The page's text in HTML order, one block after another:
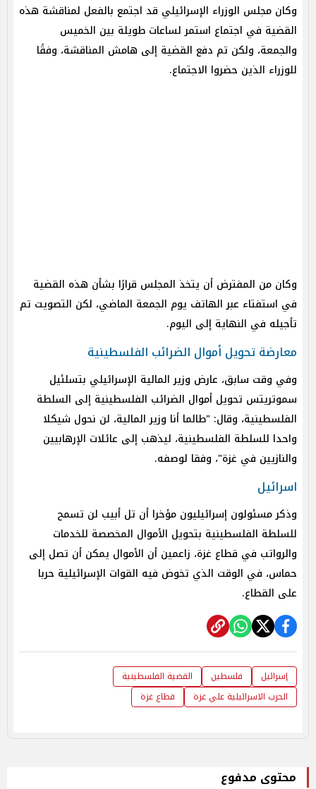
وكان مجلس الوزراء الإسرائيلي قد اجتمع بالفعل لمناقشة هذه
القضية في اجتماع استمر لساعات طويلة بين الخميس
والجمعة، ولكن تم دفع القضية إلى هامش المناقشة، وفقًا
للوزراء الذين حضروا الاجتماع.
وكان من المفترض أن يتخذ المجلس قرارًا بشأن هذه القضية
في استفتاء عبر الهاتف يوم الجمعة الماضي، لكن التصويت تم
تأجيله في النهاية إلى اليوم.
معارضة تحويل أموال الضرائب الفلسطينية
وفي وقت سابق، عارض وزير المالية الإسرائيلي بتسلئيل
سموتريتس تحويل أموال الضرائب الفلسطينية إلى السلطة
الفلسطينية، وقال: "طالما أنا وزير المالية، لن نحول شيكلا
واحدا للسلطة الفلسطينية، ليذهب إلى عائلات الإرهابيين
والنازيين في غزة"، وفقا لوصفه.
اسرائيل
وذكر مسئولون إسرائيليون مؤخرا أن تل أبيب لن تسمح
للسلطة الفلسطينية بتحويل الأموال المخصصة للخدمات
والرواتب في قطاع غزة، زاعمين أن الأموال يمكن أن تصل إلى
حماس، في الوقت الذي تخوض فيه القوات الإسرائيلية حربا
على القطاع.
إسرائيل فلسطين
القضية الفلسطينية
الحرب الاسرائيلية علي غزة
قطاع غزة
محتوى مدفوع